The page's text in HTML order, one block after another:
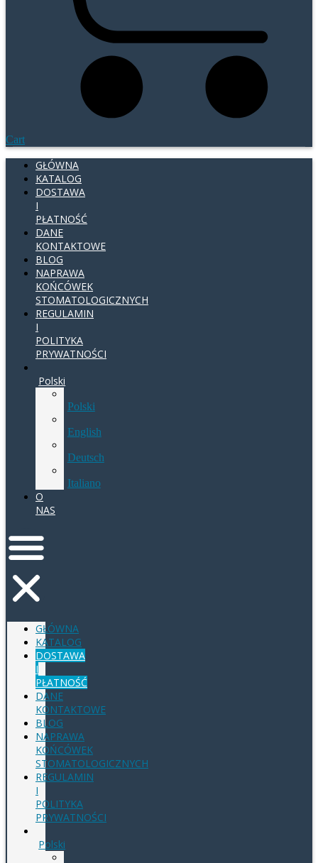
Cart
GŁÓWNA
KATALOG
DOSTAWA
I
PŁATNOŚĆ
DANE
KONTAKTOWE
BLOG
NAPRAWA
KOŃCÓWEK
STOMATOLOGICZNYCH
REGULAMIN
I
POLITYKA
PRYWATNOŚCI
Polski
Polski
English
Deutsch
Italiano
O
NAS
GŁÓWNA
KATALOG
DOSTAWA
I
PŁATNOŚĆ
DANE
KONTAKTOWE
BLOG
NAPRAWA
KOŃCÓWEK
STOMATOLOGICZNYCH
REGULAMIN
I
POLITYKA
PRYWATNOŚCI
Polski